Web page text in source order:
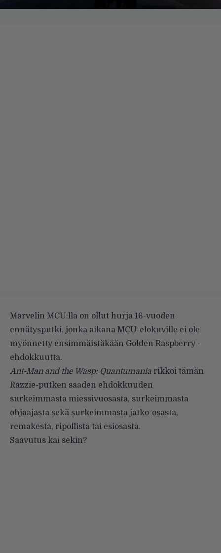
Marvelin MCU:lla on ollut hurja 16-vuoden
ennätysputki, jonka aikana MCU-elokuville ei ole
myönnetty ensimmäistäkään Golden Raspberry -
ehdokkuutta.
Ant-Man and the Wasp: Quantumania rikkoi tämän
Razzie-putken saaden ehdokkuuden
surkeimmasta miessivuosasta, surkeimmasta
ohjaajasta sekä surkeimmasta jatko-osasta,
remakesta, ripoffista tai esiosasta.
Saavutus kai sekin?